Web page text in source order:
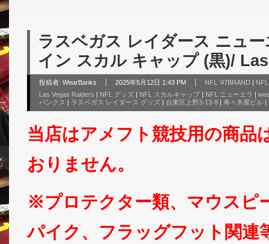
ラスベガス レイダース ニュ
イン スカル キャップ (黒)/
投稿者: WearBanks 2025年5月12日 1:43 PM NFL '47BRAND
Las Vegas Raiders | NFL グッズ | NFL スカルキャップ | NFL ニューエラ |
バンクス | ラスベガス レイダース グッズ | 台東区上野3-13-8 | 寿々木屋ビル |
当店はアメフト競技用の商品
おりません。
※プロテクター類、マウスピ
パイク、フラッグフット関連